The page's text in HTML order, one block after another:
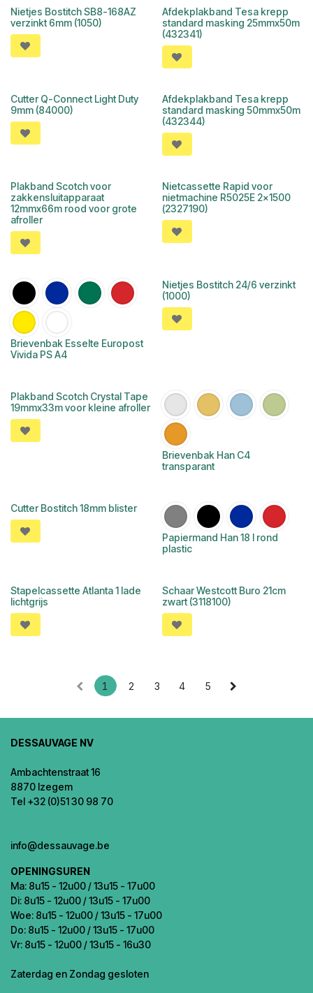
Nietjes Bostitch SB8-168AZ
verzinkt 6mm (1050)
Afdekplakband Tesa krepp
standard masking 25mmx50m
(432341)
Cutter Q-Connect Light Duty
9mm (84000)
Afdekplakband Tesa krepp
standard masking 50mmx50m
(432344)
Plakband Scotch voor
zakkensluitapparaat
12mmx66m rood voor grote
afroller
Nietcassette Rapid voor
nietmachine R5025E 2x1500
(2327190)
Brievenbak Esselte Europost
Vivida PS A4
Nietjes Bostitch 24/6 verzinkt
(1000)
Plakband Scotch Crystal Tape
19mmx33m voor kleine afroller
Brievenbak Han C4
transparant
Cutter Bostitch 18mm blister
Papiermand Han 18 l rond
plastic
Stapelcassette Atlanta 1 lade
lichtgrijs
Schaar Westcott Buro 21cm
zwart (3118100)
1 2 3 4 5
DESSAUVAGE NV
Ambachtenstraat 16
8870 Izegem
Tel +32 (0)51 30 98 70
info@dessauvage.be
OPENINGSUREN
Ma: 8u15 - 12u00 / 13u15 - 17u00
Di: 8u15 - 12u00 / 13u15 - 17u00
Woe: 8u15 - 12u00 / 13u15 - 17u00
Do: 8u15 - 12u00 / 13u15 - 17u00
Vr: 8u15 - 12u00 / 13u15 - 16u30
Zaterdag en Zondag gesloten